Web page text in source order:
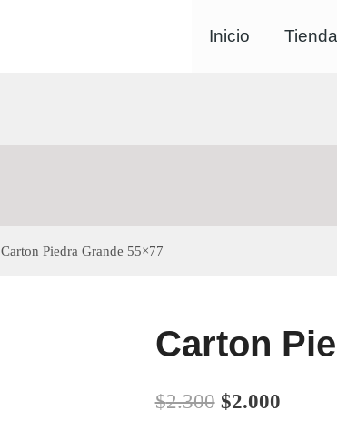
Inicio Tienda
Carton Piedra Grande 55×77
Carton
$2.300 El
$2.000El